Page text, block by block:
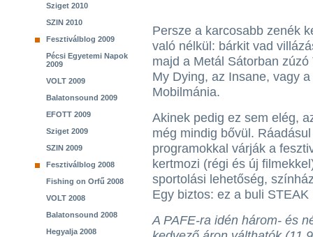
Sziget 2010
SZIN 2010
Fesztiválblog 2009
Pécsi Egyetemi Napok
2009
VOLT 2009
Balatonsound 2009
EFOTT 2009
Sziget 2009
SZIN 2009
Fesztiválblog 2008
Fishing on Orfű 2008
VOLT 2008
Balatonsound 2008
Hegyalja 2008
Persze a karcosabb zenék
való nélkül: bárkit vad
majd a Metál Sátorban
My Dying, az Insane, vagy
Mobilmánia.
Akinek pedig ez sem elég,
még mindig bővül.
programokkal várják a
kertmozi (régi és új
sportolási lehetőség,
Egy biztos: ez a buli STEAK
A PAFE-ra idén három- és